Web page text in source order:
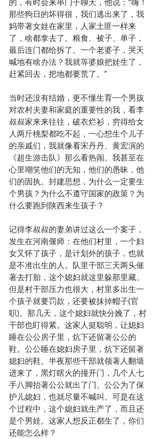
那些狗日的坏得很，我们逃出来了，我
妈带著女娃在家里，人家土匪一样来
了，啥都拿去了。粮食、被子、单子，
最后连门都给拆了。一个老婆子，哭天
喊地有啥办法？我就等婆娘把娃生了，
赶紧回去，把地都要荒了。”
当时还没有结婚，更不懂生育一个男孩
对农村夫妻和家庭的重要性的我，看李
叔叔家来来往往，破衣烂衫，穷得给女
人两斤桃梨都吃不起，一心想生个儿子
的亲戚们，我就像看宋丹丹、黄宏演的
《超生游击队》那么看热闹。我甚至在
心里嘲笑他们的无知，他们的愚昧，他
们的固执。封建思想，为什么一定要生
个男孩？为什么不遵守国家的政策？为
什么要跑到陕西来生孩子？
记得李叔叔的妻弟讲过这么一个案子，
发生在河南偃师：在他们村里，一个妇
女又怀了孩子，是计划外的孩子，也就
是不准出生的人。队里干部三天两头催
著去打胎，这个媳妇就这里躲那里藏。
但是村干部压力也很大，村里多出生一
个孩子就要罚款，还要被抹掉帽子(官
职)。那几天，这个媳妇就快分娩了，村
干部也盯得紧。这家人挺聪明，让媳妇
睡在公公房子里，炕下还留著公公的
鞋。公公睡在媳妇房子里，炕下还留著
媳妇的鞋。半夜那些干部就领著人翻墙
进来了，黑灯瞎火的撞开门，几个人七
手八脚抬著公公就出了门。公公为了保
护儿媳妇，也就尽量不喊叫。可是在这
个过程中，这个媳妇就生产了，而且还
是个男娃。这家人想反正都生了，你们
还能怎么样？